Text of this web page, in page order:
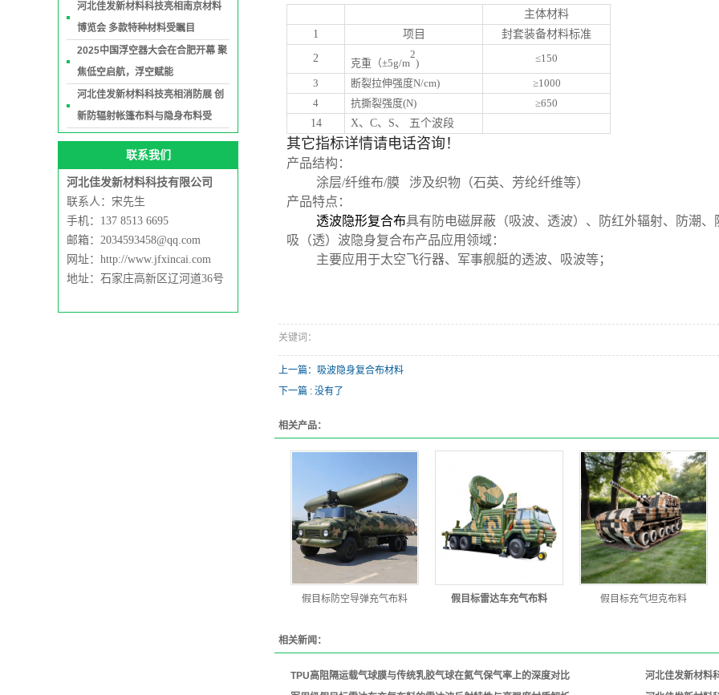
河北佳发新材料科技亮相南京材料
博览会 多款特种材料受瞩目
2025中国浮空器大会在合肥开幕 聚
焦低空启航，浮空赋能
河北佳发新材料科技亮相消防展 创
新防辐射帐篷布料与隐身布料受
联系我们
河北佳发新材料科技有限公司
联系人：宋先生
手机：137 8513 6695
邮箱：2034593458@qq.com
网址：http://www.jfxincai.com
地址：石家庄高新区辽河道36号
主体材料
1
项目
封套装备材料标准
2
克重（±5g/m
2
) ≤150
3 断裂拉伸强度N/cm)
≥1000
4
抗撕裂强度(N)
≥650
14
X、C、S、 五个波段
其它指标详情请电话咨询！
产品结构：
涂层/纤维布/膜 涉及织物（石英、芳纶纤维等）
产品特点：
透波隐形复合布具有防电磁屏蔽（吸波、透波）、防红外辐射、防潮
吸（透）波隐身复合布产品应用领域：
主要应用于太空飞行器、军事舰艇的透波、吸波等；
关键词：
上一篇：吸波隐身复合布材料
下一篇 : 没有了
相关产品：
假目标防空导弹充气布料 假目标雷达车充气布料 假目标充气坦克布料
相关新闻：
TPU高阻隔运载气球膜与传统乳胶气球在氦气保气率上的深度对比
河北佳发新材料